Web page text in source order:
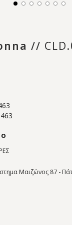
//
Μαιζώνος 87 -